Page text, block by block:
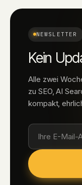
NEWSLETTER
Kein
Alle zwei
zu SEO, AI
kompakt,